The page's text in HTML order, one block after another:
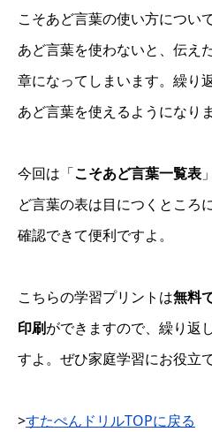
こそあど言葉の使い方につい
あど言葉を使わないと、伝え
章になってしまいます。繰り
あど言葉を使えるようになり
今回は「こそあど言葉一覧表
ど言葉の表は目につくところ
確認できて便利ですよ。
こちらの学習プリントは無料
印刷ができますので、繰り返
すよ。ぜひ家庭学習にお役立
>すたぺんドリルTOPに戻る